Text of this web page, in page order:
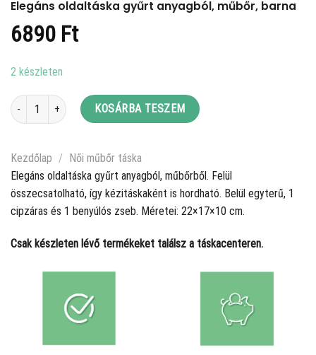
Elegáns oldaltáska gyűrt anyagból, műbőr, barna
6890 Ft
2 készleten
Elegáns oldaltáska gyűrt anyagból, műbőr, barna mennyiség
KOSÁRBA TESZEM
Kezdőlap /
Női műbőr táska
Elegáns oldaltáska gyűrt anyagból, műbőrből. Felül
összecsatolható, így kézitáskaként is hordható. Belül egyterű, 1
cipzáras és 1 benyúlós zseb. Méretei: 22×17×10 cm.
Csak készleten lévő termékeket találsz a táskacenteren.